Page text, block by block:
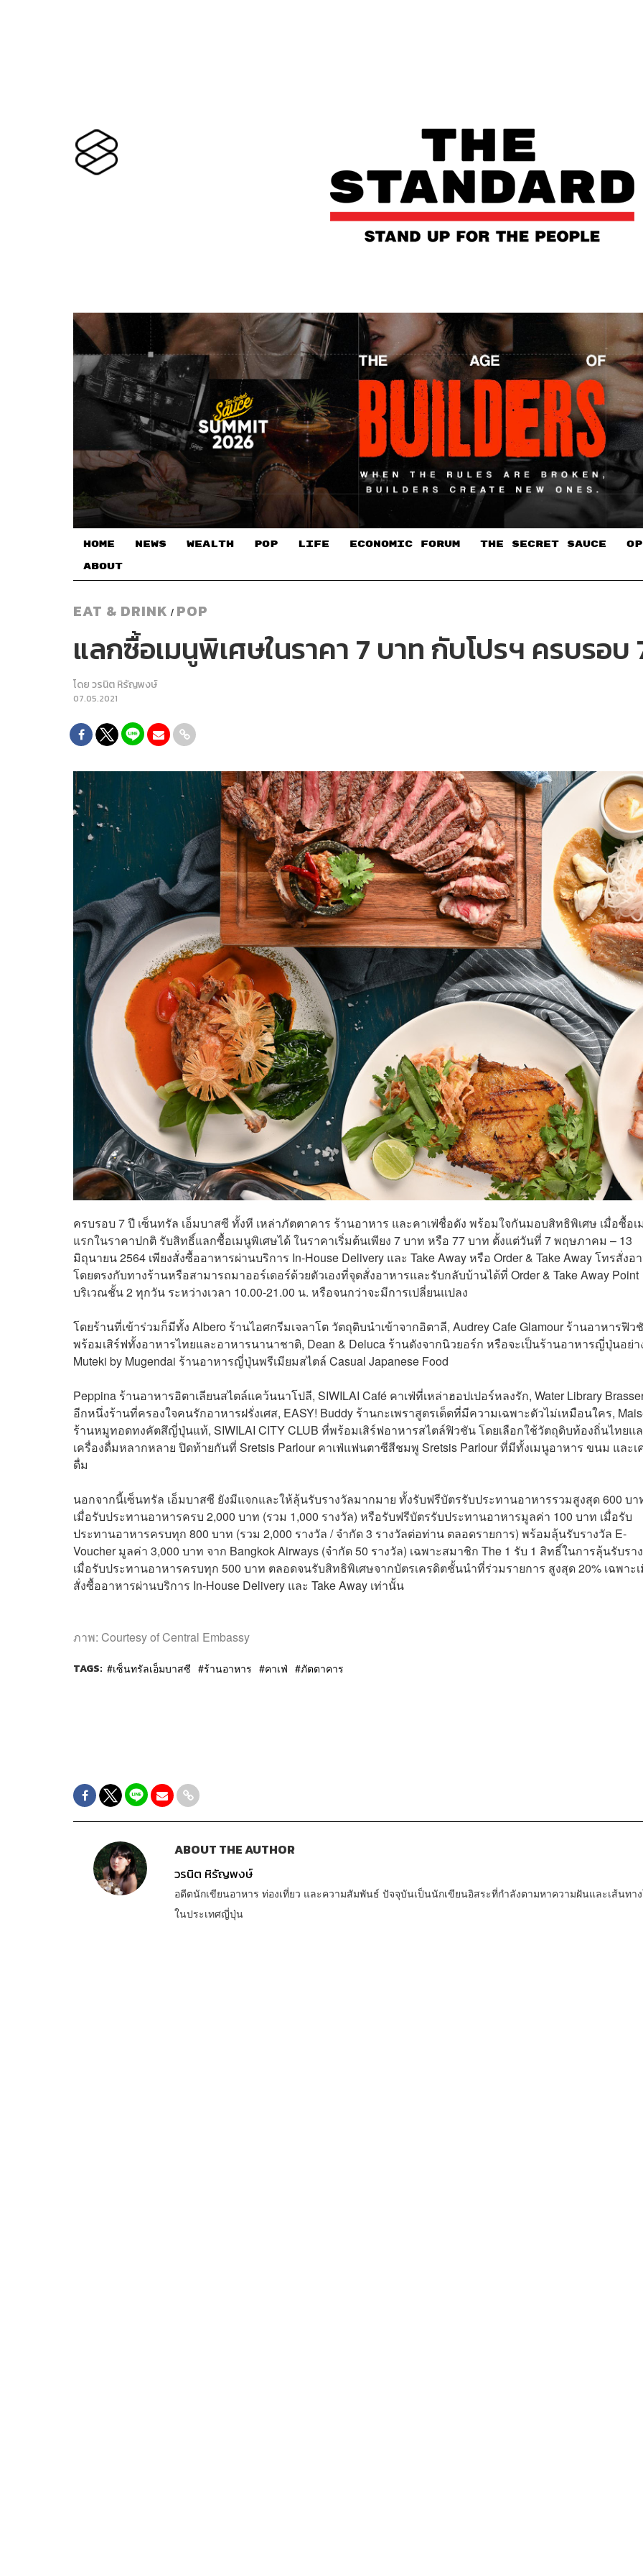
HOME NEWS WEALTH POP LIFE ECONOMIC FORUM THE SECRET SAUCE​
ABOUT
EAT & DRINK / POP
แลกซื้อเมนูพิเศษในราคา 7 บาท กับโปรฯ ครบรอบ
โดยวรนิต หิรัญพงษ์
07.05.2021
ครบรอบ 7 ปี เซ็นทรัล เอ็มบาสซี ทั้งที เหล่าภัตตาคาร ร้านอาหาร และคาเฟ่ชื่อดัง พร้อมใจกันมอบสิทธิพิเศษ เมื่อซื้อเ
แรกในราคาปกติ รับสิทธิ์แลกซื้อเมนูพิเศษได้ ในราคาเริ่มต้นเพียง 7 บาท หรือ 77 บาท ตั้งแต่วันที่ 7 พฤษภาคม – 13
มิถุนายน 2564 เพียงสั่งซื้ออาหารผ่านบริการ In-House Delivery และ Take Away หรือ Order & Take Away โทรสั่งอ
โดยตรงกับทางร้านหรือสามารถมาออร์เดอร์ด้วยตัวเองที่จุดสั่งอาหารและรับกลับบ้านได้ที่ Order & Take Away Point
บริเวณชั้น 2 ทุกวัน ระหว่างเวลา 10.00-21.00 น. หรือจนกว่าจะมีการเปลี่ยนแปลง
โดยร้านที่เข้าร่วมก็มีทั้ง Albero ร้านไอศกรีมเจลาโต วัตถุดิบนำเข้าจากอิตาลี, Audrey Cafe Glamour ร้านอาหารฟิว
พร้อมเสิร์ฟทั้งอาหารไทยและอาหารนานาชาติ, Dean & Deluca ร้านดังจากนิวยอร์ก หรือจะเป็นร้านอาหารญี่ปุ่นอย่า
Muteki by Mugendai ร้านอาหารญี่ปุ่นพรีเมียมสไตล์ Casual Japanese Food
Peppina ร้านอาหารอิตาเลียนสไตล์แคว้นนาโปลี, SIWILAI Café คาเฟ่ที่เหล่าฮอปเปอร์หลงรัก, Water Library
อีกหนึ่งร้านที่ครองใจคนรักอาหารฝรั่งเศส, EASY! Buddy ร้านกะเพราสูตรเด็ดที่มีความเฉพาะตัวไม่เหมือนใคร,
ร้านหมูทอดทงคัตสึญี่ปุ่นแท้, SIWILAI CITY CLUB ที่พร้อมเสิร์ฟอาหารสไตล์ฟิวชัน โดยเลือกใช้วัตถุดิบท้องถิ่นไทยแ
เครื่องดื่มหลากหลาย ปิดท้ายกันที่ Sretsis Parlour คาเฟ่แฟนตาซีสีชมพู Sretsis Parlour ที่มีทั้งเมนูอาหาร ขนม และเ
ดื่ม
นอกจากนี้เซ็นทรัล เอ็มบาสซี ยังมีแจกและให้ลุ้นรับรางวัลมากมาย ทั้งรับฟรีบัตรรับประทานอาหารรวมสูงสุด 600 บา
เมื่อรับประทานอาหารครบ 2,000 บาท (รวม 1,000 รางวัล) หรือรับฟรีบัตรรับประทานอาหารมูลค่า 100 บาท เมื่อรับ
ประทานอาหารครบทุก 800 บาท (รวม 2,000 รางวัล / จำกัด 3 รางวัลต่อท่าน ตลอดรายการ) พร้อมลุ้นรับรางวัล E-
Voucher มูลค่า 3,000 บาท จาก Bangkok Airways (จำกัด 50 รางวัล) เฉพาะสมาชิก The 1 รับ 1 สิทธิ์ในการลุ้นรับรา
เมื่อรับประทานอาหารครบทุก 500 บาท ตลอดจนรับสิทธิพิเศษจากบัตรเครดิตชั้นนำที่ร่วมรายการ สูงสุด 20% เฉพาะ
สั่งซื้ออาหารผ่านบริการ In-House Delivery และ Take Away เท่านั้น
ภาพ: Courtesy of Central Embassy
TAGS: เซ็นทรัลเอ็มบาสซี ร้านอาหาร คาเฟ่ ภัตตาคาร
ABOUT THE AUTHOR
วรนิต หิรัญพงษ์
อดีตนักเขียนอาหาร ท่องเที่ยว และความสัมพันธ์ ปัจจุบันเป็นนักเขียนอิสระที่กำลังตามหาความฝันและเส้นทา
ในประเทศญี่ปุ่น